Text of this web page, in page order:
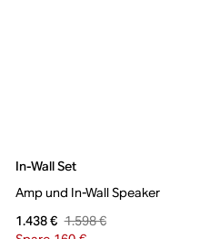
In-Wall Set
Amp und In-Wall Speaker
1.438 € 1.598 €